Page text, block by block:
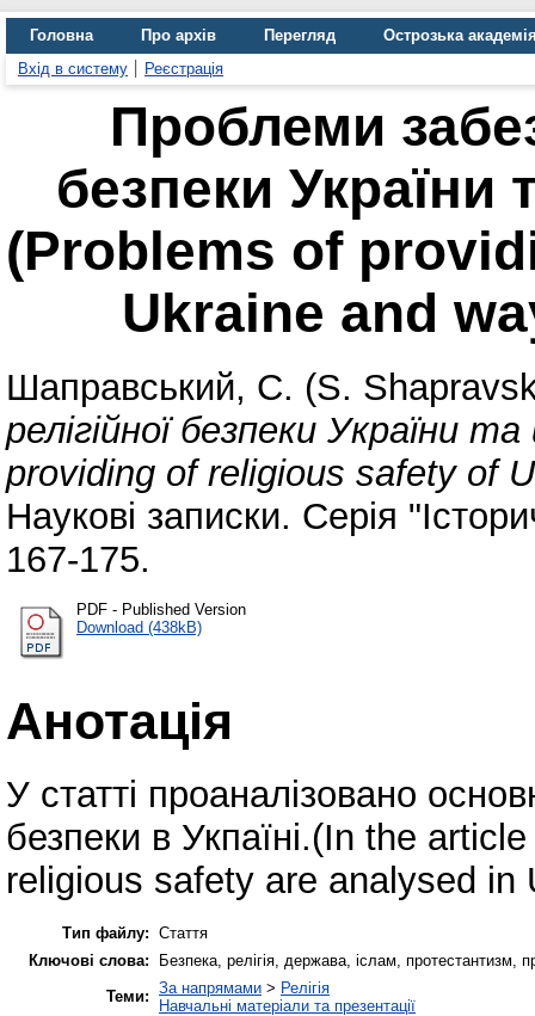
Головна Про архів Перегляд
Острозька
Вхід в систему
Реєстрація
Проблеми
безпеки України
(Problems of
Ukraine and
Шаправський, С. (S.
релігійної безпеки України
providing of religious safety of
Наукові записки. Серія
167-175.
PDF - Published Version
Download (438kB)
Анотація
У статті проаналізовано
безпеки в Укпаїні.(In the
religious safety are analysed in
Тип файлу: Стаття
Ключові слова:
Безпека, релігія, держава, іслам,
Теми: За напрямами > Релігія
Навчальні матеріали та презентації